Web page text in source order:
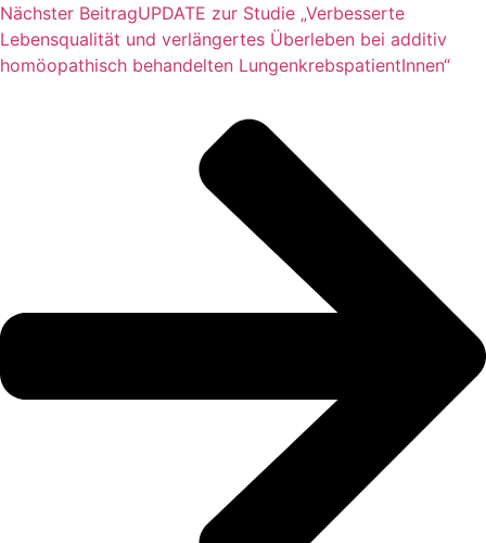
Nächster BeitragUPDATE zur Studie „Verbesserte
Lebensqualität und verlängertes Überleben bei additiv
homöopathisch behandelten LungenkrebspatientInnen“